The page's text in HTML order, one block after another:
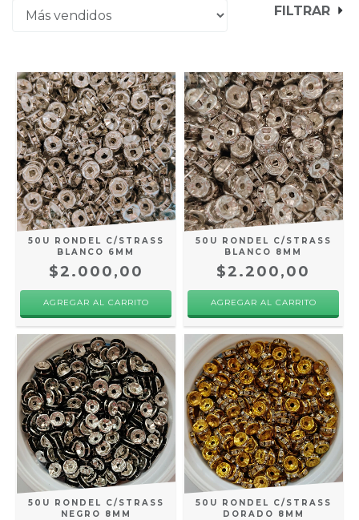
FILTRAR
50U RONDEL C/STRASS
BLANCO 6MM
$2.000,00
50U RONDEL C/STRASS
BLANCO 8MM
$2.200,00
50U RONDEL C/STRASS
NEGRO 8MM
50U RONDEL C/STRASS
DORADO 8MM